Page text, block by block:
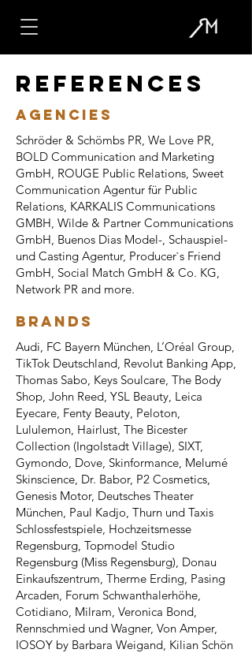
References
Agencies
Schröder & Schömbs PR, We Love PR,
BOLD Communication and Marketing
GmbH, ROUGE Public Relations, Sweet
Communication Agentur für Public
Relations, KARKALIS Communications
GMBH, Wilde & Partner Communications
GmbH, Buenos Dias Model-, Schauspiel-
und Casting Agentur, Producer`s Friend
GmbH, Social Match GmbH & Co. KG,
Network PR and more.
BRANDS
Audi, FC Bayern München, L’Oréal Group,
TikTok Deutschland, Revolut Banking App​​,
Thomas Sabo, Keys Soulcare, The Body
Shop, John Reed, YSL Beauty, Leica
Eyecare, Fenty Beauty, Peloton,
Lululemon, Hairlust, The Bicester
Collection (Ingolstadt Village), SIXT,
Gymondo, Dove, Skinformance, Melumé
Skinscience​, Dr. Babor, P2 Cosmetics,
Genesis Motor, Deutsches Theater
München, Paul Kadjo, Thurn und Taxis
Schlossfestspiele, Hochzeitsmesse
Regensburg, Topmodel Studio
Regensburg (Miss Regensburg), Donau
Einkaufszentrum, Therme Erding, Pasing
Arcaden, Forum Schwanthalerhöhe,
Cotidiano, Milram, Veronica Bond,
Rennschmied und Wagner, Von Amper,
IOSOY by Barbara Weigand, Kilian Schön